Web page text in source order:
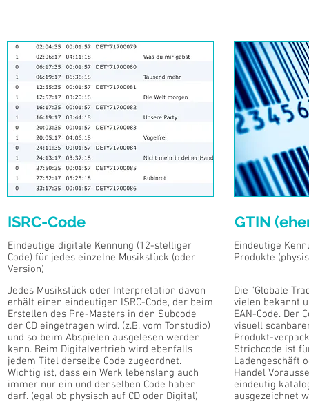
ISRC-Code
Eindeutige digitale Kennung (12-stelliger
Code) für jedes einzelne Musikstück (oder
Version)
Jedes Musikstück oder Interpretation davon
erhält einen eindeutigen ISRC-Code, der beim
Erstellen des Pre-Masters in den Subcode
der CD eingetragen wird. (z.B. vom Tonstudio)
und so beim Abspielen ausgelesen werden
kann. Beim Digitalvertrieb wird ebenfalls
jedem Titel derselbe Code zugeordnet.
Wichtig ist, dass ein Werk lebenslang auch
immer nur ein und denselben Code haben
darf. (egal ob physisch auf CD oder Digital)
GTIN
Eindeutige
Produkte
Die "Globale
vielen bekannt
EAN-Code. Der
visuell
Produkt-
Strichcode ist
Ladengeschäft
Handel
eindeutig
ausgezeichnet